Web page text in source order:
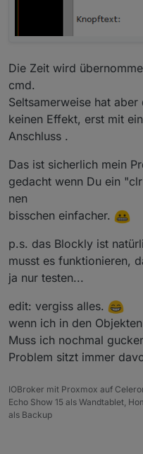
Die Zeit wird
cmd.
Seltsamerweise hat
keinen Effekt, erst mit
Anschluss .
Das ist sicherlich mein
gedacht wenn Du ein
nen
bisschen einfacher.
p.s. das Blockly ist
musst es funktionieren,
ja nur testen...
edit: vergiss alles.
wenn ich in den
Muss ich nochmal
Problem sitzt immer
IOBroker mit Proxmox auf
Echo Show 15 als Wandtablet,
als Backup